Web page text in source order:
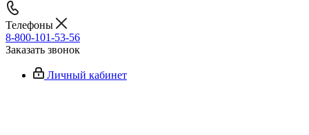
Телефоны
8-800-101-53-56
Заказать звонок
Личный кабинет